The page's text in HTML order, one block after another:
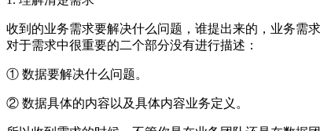
收到的业务需求要解决什么问题，谁提出来的，业务需
对于需求中很重要的二个部分没有进行描述：
① 数据要解决什么问题。
② 数据具体的内容以及具体内容业务定义。